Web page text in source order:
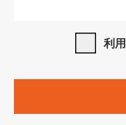
SHOEISHA iDプ
サイト上でのデータ
3. 本規約の内容と、
利